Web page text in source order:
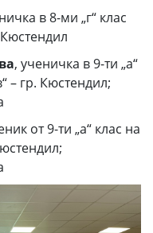
в 8-ми „г“ клас
, ученичка в 9-ти „а“
– гр. Кюстендил;
от 9-ти „а“ клас на